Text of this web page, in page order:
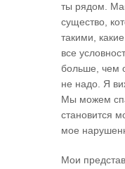
ты рядом.
существо,
такими,
все
больше, чем
не надо. Я
Мы можем
становится
мое
Мои